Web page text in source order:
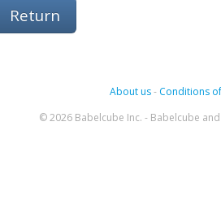
Return
About us- Conditions
© 2026 Babelcube Inc. - Babelcube